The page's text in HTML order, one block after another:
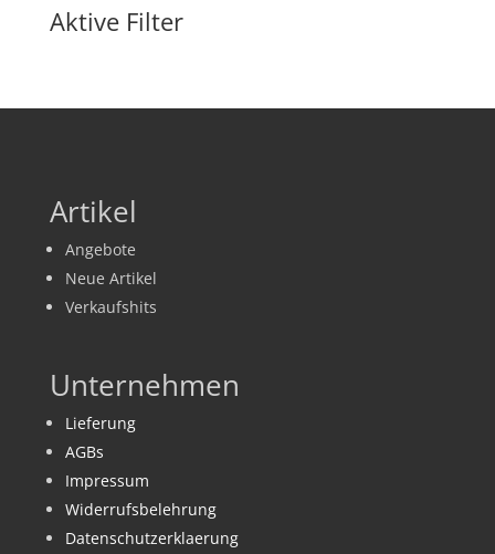
Aktive Filter
Artikel
Angebote
Neue Artikel
Verkaufshits
Unternehmen
Lieferung
AGBs
Impressum
Widerrufsbelehrung
Datenschutzerklaerung